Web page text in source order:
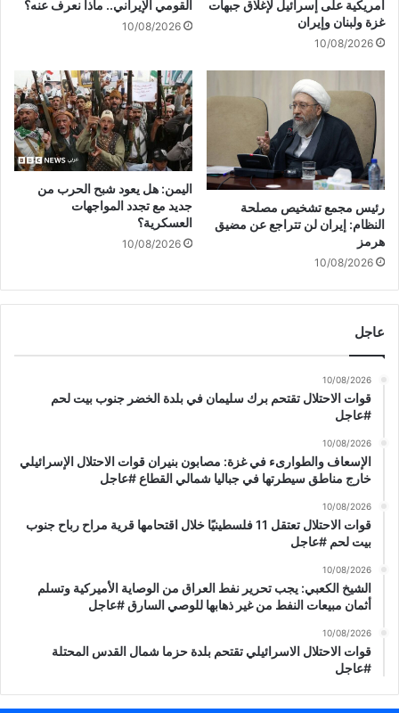
أمريكية على إسرائيل لإغلاق جبهات
غزة ولبنان وإيران
10/08/2026
القومي الإيراني.. ماذا نعرف عنه؟
10/08/2026
رئيس مجمع تشخيص مصلحة
النظام: إيران لن تتراجع عن مضيق
هرمز
10/08/2026
اليمن: هل يعود شبح الحرب من
جديد مع تجدد المواجهات
العسكرية؟
10/08/2026
عاجل
10/08/2026
قوات الاحتلال تقتحم برك سليمان في بلدة الخضر جنوب بيت لحم
#عاجل
10/08/2026
الإسعاف والطوارىء في غزة: مصابون بنيران قوات الاحتلال الإسرائيلي
خارج مناطق سيطرتها في جباليا شمالي القطاع #عاجل
10/08/2026
قوات الاحتلال تعتقل 11 فلسطينيًا خلال اقتحامها قرية مراح رباح جنوب
بيت لحم #عاجل
10/08/2026
الشيخ الكعبي: يجب تحرير نفط العراق من الوصاية الأميركية وتسلم
أثمان مبيعات النفط من غير ذهابها للوصي السارق #عاجل
10/08/2026
قوات الاحتلال الاسرائيلي تقتحم بلدة حزما شمال القدس المحتلة
#عاجل